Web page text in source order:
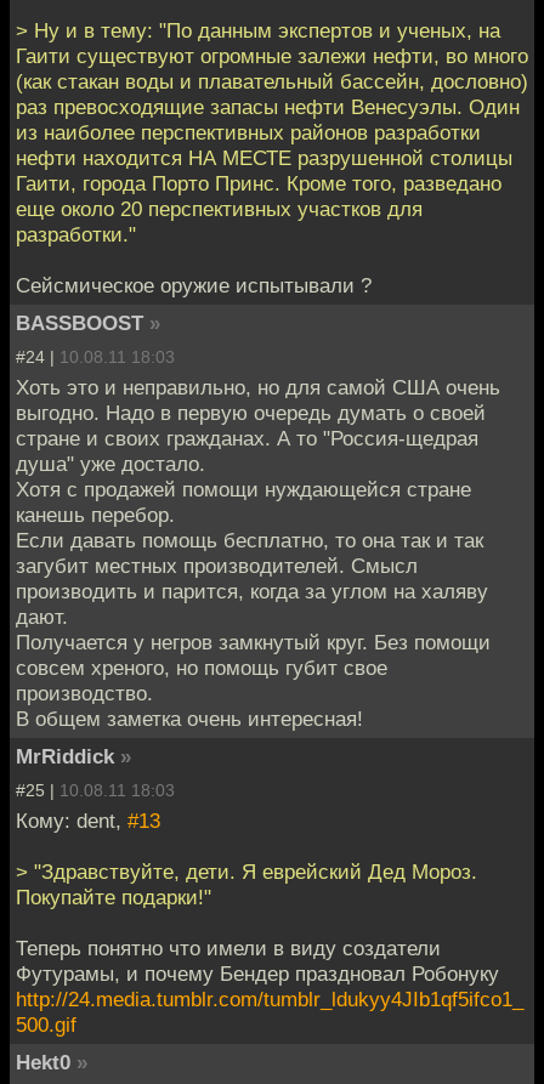
> Ну и в тему: "По данным экспертов и ученых, на
Гаити существуют огромные залежи нефти, во много
(как стакан воды и плавательный бассейн, дословно)
раз превосходящие запасы нефти Венесуэлы. Один
из наиболее перспективных районов разработки
нефти находится НА МЕСТЕ разрушенной столицы
Гаити, города Порто Принс. Кроме того, разведано
еще около 20 перспективных участков для
разработки."
Сейсмическое оружие испытывали ?
BASSBOOST »
#24 | 10.08.11 18:03
Хоть это и неправильно, но для самой США очень
выгодно. Надо в первую очередь думать о своей
стране и своих гражданах. А то "Россия-щедрая
душа" уже достало.
Хотя с продажей помощи нуждающейся стране
канешь перебор.
Если давать помощь бесплатно, то она так и так
загубит местных производителей. Смысл
производить и парится, когда за углом на халяву
дают.
Получается у негров замкнутый круг. Без помощи
совсем хреного, но помощь губит свое
производство.
В общем заметка очень интересная!
MrRiddick »
#25 | 10.08.11 18:03
Кому: dent, #13
> "Здравствуйте, дети. Я еврейский Дед Мороз.
Покупайте подарки!"
Теперь понятно что имели в виду создатели
Футурамы, и почему Бендер праздновал Робонуку
http://24.media.tumblr.com/tumblr_ldukyy4JIb1qf5ifco1_
500.gif
Hekt0 »